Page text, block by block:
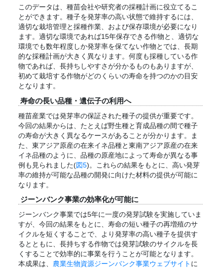
このデータは、種苗会社や研究者の採種計画に役立てるこ
とができます。種子を発芽率の高い状態で維持するには、
適切な栽培管理と採種作業、および保存環境が必要になり
ます。適切な環境であれば15年保存できる作物と、適切な
環境でも数年程度しか発芽率を保てない作物とでは、長期
的な採種計画が大きく異なります。何度も採種している作
物であれば、長持ちしやすさが分かるものもありますが、
初めて栽培する作物がどのくらいの寿命を持つのかの目安
となります。
寿命の長い品種・遺伝子の利用へ
種苗産業では発芽率の保証された種子の提供が重要です。
今回の結果からは、たとえば野生種と育成品種の間で種子
の寿命が大きく異なるケースがあることが分かります。ま
た、東アジア原産の在来イネ品種と東南アジア原産の在来
イネ品種のように、品種の原産地によって寿命が異なる事
例も見られました(図5)。これらの結果をもとに、高い発芽
率の維持が可能な品種の開発に向けた材料の提供が可能に
なります。
ジーンバンク事業の効率化が可能に
ジーンバンク事業では5年に一度の発芽試験を実施していま
すが、今回の結果をもとに、寿命の短い種子の再増殖のサ
イクルを短くすることで、より発芽率の高い種子を提供す
るとともに、長持ちする作物では発芽試験のサイクルを長
くすることで効率的に事業を行うことが可能となります。
本成果は、 農業生物資源ジーンバンク事業ウェブサイト に